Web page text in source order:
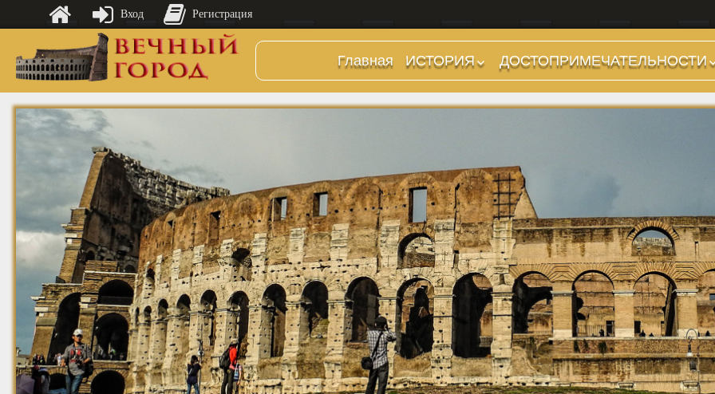
Главная
ИСТОРИЯ
Предыстория
Царский период
(509-265 гг до н.э.)
Поздняя Республика
(264-27 гг до н.э.)
Империя. Принципат
(27 г до н.э. — 284 г
н.э.)
Империя. Доминат
(284-476 гг)
Темные Века. Готы
Темные Века.
Экзархат
Средневековье
ДОСТОПРИМЕЧАТЕЛЬНОСТИ
Холмы и остров.
Районы
Стадионы, Термы
Музеи
Дохристианские
храмы
Христианские храмы,
базилики etc.
Дворцы
Арки, колонны и
обелиски
Фонтаны
Вход Регистрация